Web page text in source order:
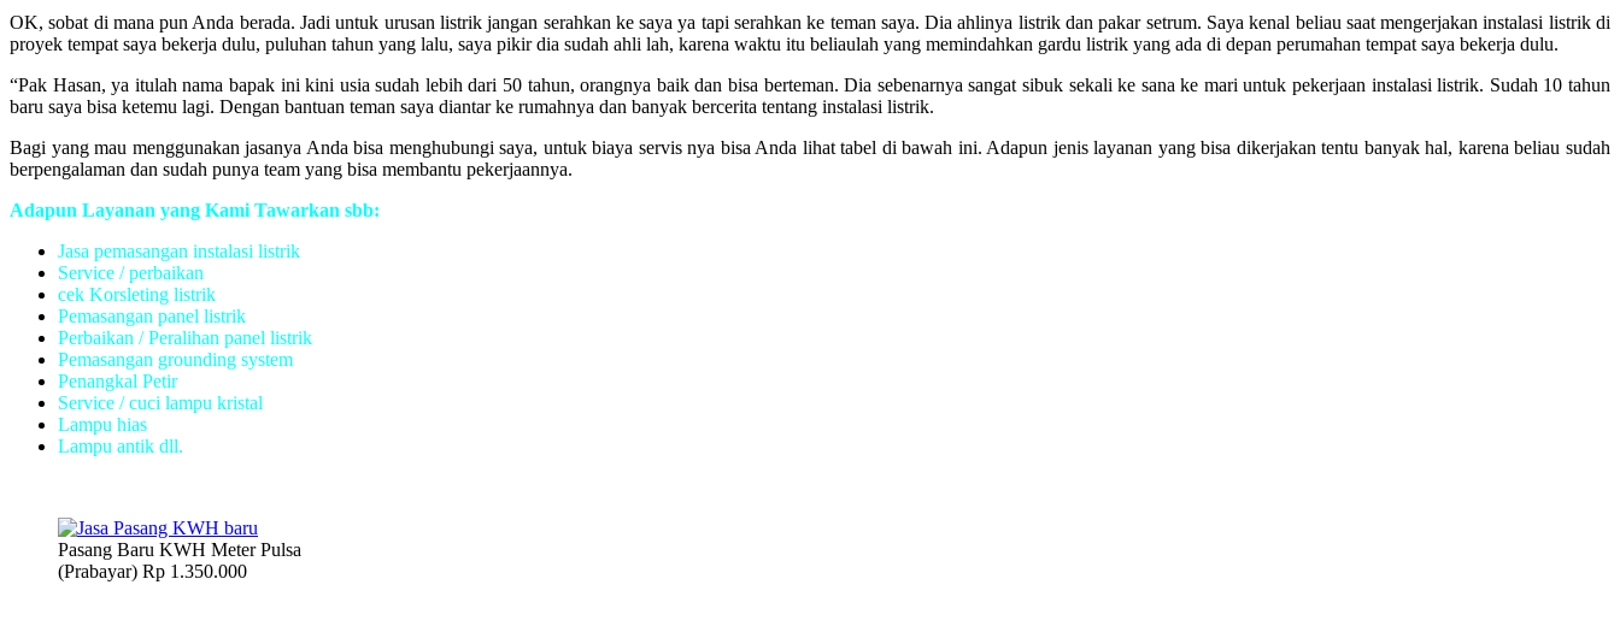
OK, sobat di mana pun Anda berada. Jadi untuk urusan listrik jangan serahkan ke saya ya tapi serahkan ke teman saya. Dia ahlinya listrik dan pakar setrum. Saya kenal beliau saat mengerjakan instalasi listrik di
proyek tempat saya bekerja dulu, puluhan tahun yang lalu, saya pikir dia sudah ahli lah, karena waktu itu beliaulah yang memindahkan gardu listrik yang ada di depan perumahan tempat saya bekerja dulu.
“Pak Hasan, ya itulah nama bapak ini kini usia sudah lebih dari 50 tahun, orangnya baik dan bisa berteman. Dia sebenarnya sangat sibuk sekali ke sana ke mari untuk pekerjaan instalasi listrik. Sudah 10 tahun
baru saya bisa ketemu lagi. Dengan bantuan teman saya diantar ke rumahnya dan banyak bercerita tentang instalasi listrik.
Bagi yang mau menggunakan jasanya Anda bisa menghubungi saya, untuk biaya servis nya bisa Anda lihat tabel di bawah ini. Adapun jenis layanan yang bisa dikerjakan tentu banyak hal, karena beliau sudah
berpengalaman dan sudah punya team yang bisa membantu pekerjaannya.
Adapun Layanan yang Kami Tawarkan sbb:
Jasa pemasangan instalasi listrik
Service / perbaikan
cek Korsleting listrik
Pemasangan panel listrik
Perbaikan / Peralihan panel listrik
Pemasangan grounding system
Penangkal Petir
Service / cuci lampu kristal
Lampu hias
Lampu antik dll.
Pasang Baru KWH Meter Pulsa
(Prabayar) Rp 1.350.000